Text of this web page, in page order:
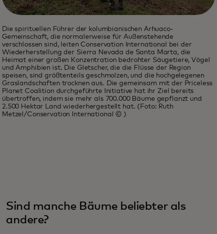
Die spirituellen Führer der kolumbianischen Arhuaco-
Gemeinschaft, die normalerweise für Außenstehende
verschlossen sind, leiten Conservation International bei der
Wiederherstellung der Sierra Nevada de Santa Marta, die
Heimat einer großen Konzentration bedrohter Säugetiere, Vögel
und Amphibien ist. Die Gletscher, die die Flüsse der Region
speisen, sind größtenteils geschmolzen, und die hochgelegenen
Graslandschaften trocknen aus. Die gemeinsam mit der Priceless
Planet Coalition durchgeführte Initiative hat ihr Ziel bereits
übertroffen, indem sie mehr als 700.000 Bäume gepflanzt und
2.500 Hektar Land wiederhergestellt hat. (Foto: Ruth
Metzel/Conservation International © )
Sind manche Bäume beliebter als
andere?